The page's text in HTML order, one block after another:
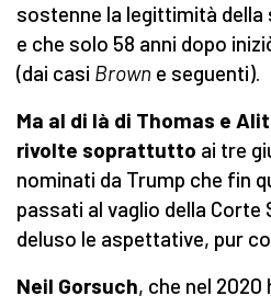
sostenne la legittimità della
e che solo 58 anni dopo
(dai casi Brown e seguenti).
Ma al di là di Thomas e
rivolte soprattutto ai tre
nominati da Trump che fin
passati al vaglio della Corte
deluso le aspettative, pur
Neil Gorsuch, che nel